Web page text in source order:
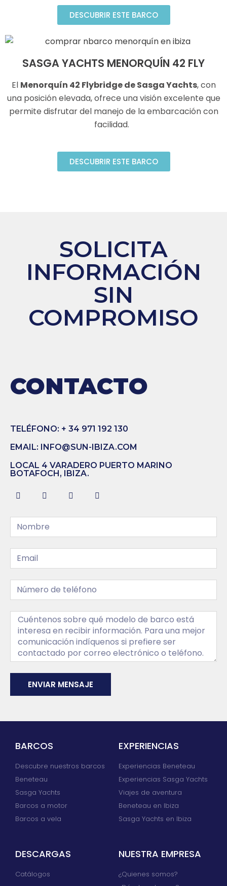
DESCUBRIR ESTE BARCO
SASGA YACHTS MENORQUÍN 42 FLY
El Menorquín 42 Flybridge de Sasga Yachts, con
una posición elevada, ofrece una visión excelente que
permite disfrutar del manejo de la embarcación con
facilidad.
DESCUBRIR ESTE BARCO
SOLICITA
INFORMACIÓN
SIN
COMPROMISO
CONTACTO
TELÉFONO: + 34 971 192 130
EMAIL: INFO@SUN-IBIZA.COM
LOCAL 4 VARADERO PUERTO MARINO
BOTAFOCH, IBIZA.
ENVIAR MENSAJE
BARCOS
Descubre nuestros barcos
Beneteau
Sasga Yachts
Barcos a motor
Barcos a vela
EXPERIENCIAS
Experiencias Beneteau
Experiencias Sasga Yachts
Viajes de aventura
Beneteau en Ibiza
Sasga Yachts en Ibiza
DESCARGAS
Catálogos
NUESTRA EMPRESA
¿Quienes somos?